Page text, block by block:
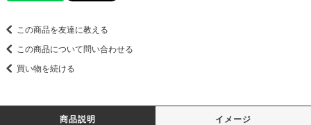
この商品を友達に教える
この商品について問い合わせる
買い物を続ける
商品説明 イメージ